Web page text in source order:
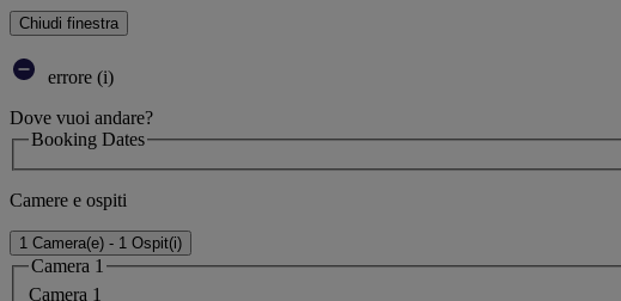
Chiudi finestra
errore (i)
Dove vuoi andare?
Booking Dates
Camere e ospiti
1 Camera(e) - 1 Ospit(i)
Camera 1
Camera 1